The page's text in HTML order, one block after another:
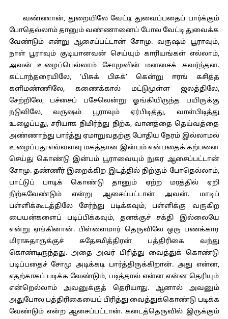
வண்ணான், துறையிலே வேட்டி துவைப்பதைப் பார்க்கும்
போதெல்லாம் தானும் வண்ணானைப் போல வேட்டி துவைக்க
வேண்டும் என்று ஆசைப்பட்டான் சோமு. வருஷம் பூராவும்,
நாள் பூராவும் குடியானவன் செய்யும் காரியங்கள் எல்லாம்,
அவன் உழைப்பெல்லாம் சோமுவின் மனசைக் கவர்ந்தன.
கட்டாந்தரையிலே, ‘பிசுக் பிசுக்’ கென்று ஈரங் கசித்த
களிமண்ணிலே, கணைக்கால் மட்டுமுள்ள ஜலத்திலே,
சேற்றிலே, பச்சைப் பசேலென்று ஓங்கியிருந்த பயிருக்கு
நடுவிலே, வருஷம் பூராவும் ஏர்பிடித்து, வாள்பிடித்து
உழைப்பது, சரியாக நிமிர்ந்து நிற்க, வானத்தை தெய்வத்தை
அண்ணாந்து பார்த்து ஏமாறுவதற்கு போதிய நேரம் இல்லாமல்
உழைப்பது எவ்வளவு மகத்தான இன்பம் என்பதைக் கற்பனை
செய்து கொண்டு இன்பம் பூராவையும் நுகர ஆசைப்பட்டான்
சோமு. தண்ணீர் இறைக்கிற இடத்தில் நிற்கும் போதெல்லாம்,
பாட்டுப் பாடிக் கொண்டு தானும் ஏற்ற மரத்தில் ஏறி
நிற்கவேண்டும் என்று ஆசைப்பட்டான் அவன். மாடிப்
பள்ளிக்கூடத்திலே சேர்ந்து படிக்கவும், பள்ளிக்கு வருகிற
பையன்களைப் படிப்பிக்கவும், தனக்குச் சக்தி இல்லையே
என்று ஏங்கினான். பிள்ளைமார் தெருவிலே ஒரு பணக்கார
மிராசுதாருக்குச் சுதேசமித்திரன் பத்திரிகை வந்து
கொண்டிருந்தது. அதை அவர் பிரித்து வைத்துக் கொண்டு
படிப்பதைச் சோமு அடிக்கடி பார்த்திருக்கிறான். அது என்ன,
எதற்காகப் படிக்க வேண்டும், படித்தால் என்ன என்ன தெரியும்
என்றெல்லாம் அவனுக்குத் தெரியாது. ஆனால் அவனும்
அதுபோல பத்திரிகையைப் பிரித்து வைத்துக்கொண்டு படிக்க
வேண்டும் என்ற ஆசைப்பட்டான். கடைத்தெருவில் இருக்கும்